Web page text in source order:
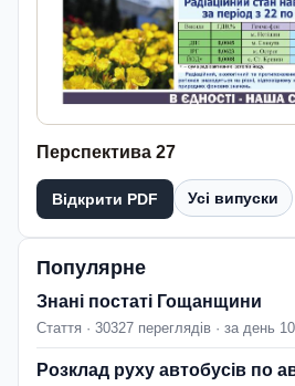
Перспектива 27
Відкрити PDF Усі випуски
Популярне
Знані постаті Гощанщини
Стаття · 30327 переглядів · за день
Розклад руху автобусів по